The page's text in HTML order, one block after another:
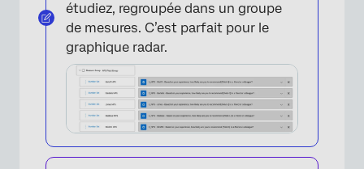
étudiez, regroupée dans un groupe
de mesures. C’est parfait pour le
graphique radar.